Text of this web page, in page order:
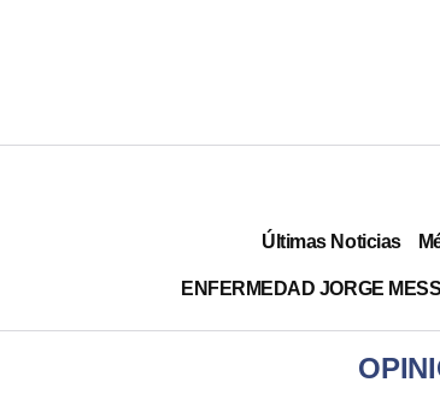
Últimas Noticias
ENFERMEDAD JORGE MESSI